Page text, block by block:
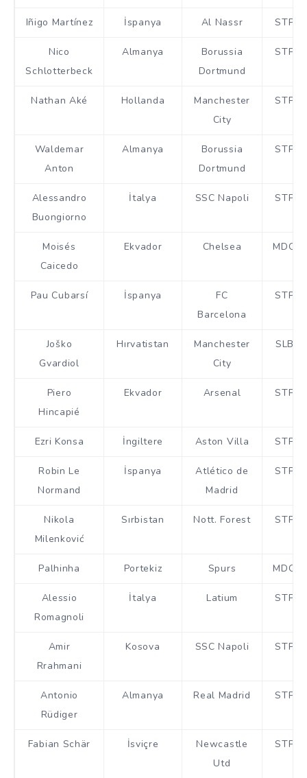
Iñigo Martínez İspanya Al Nassr STP
Nico
Schlotterbeck
Almanya
Borussia
Dortmund
STP
Nathan Aké Hollanda
Manchester
City
STP
Waldemar
Anton
Almanya
Borussia
Dortmund
STP
Alessandro
Buongiorno
İtalya SSC Napoli STP
Moisés
Caicedo
Ekvador Chelsea MDO
Pau Cubarsí İspanya
FC
Barcelona
STP
Joško
Gvardiol
Hırvatistan
Manchester
City
SLB
Piero
Hincapié
Ekvador Arsenal STP
Ezri Konsa İngiltere Aston Villa STP
Robin Le
Normand
İspanya
Atlético de
Madrid
STP
Nikola
Milenković
Sırbistan Nott. Forest STP
Palhinha Portekiz Spurs MDO
Alessio
Romagnoli
İtalya Latium STP
Amir
Rrahmani
Kosova SSC Napoli STP
Antonio
Rüdiger
Almanya Real Madrid STP
Fabian Schär İsviçre
Newcastle
Utd
STP